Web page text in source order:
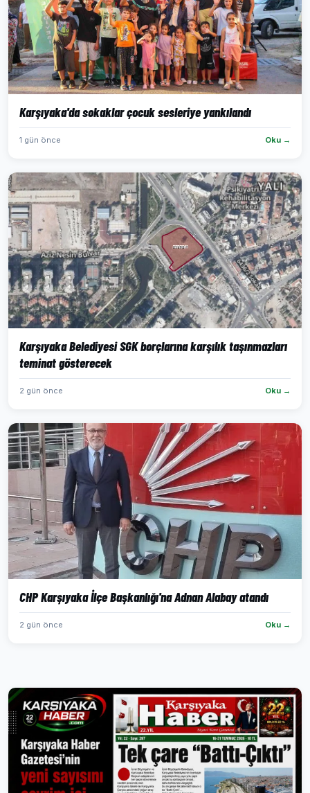
Karşıyaka'da sokaklar çocuk sesleriye yankılandı
1 gün önce Oku →
Karşıyaka Belediyesi SGK borçlarına karşılık taşınmazları
teminat gösterecek
2 gün önce Oku →
CHP Karşıyaka İlçe Başkanlığı'na Adnan Alabay atandı
2 gün önce Oku →